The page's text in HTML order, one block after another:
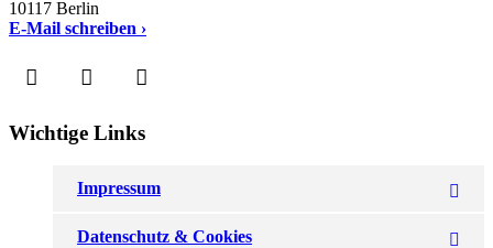
10117 Berlin
E-Mail schreiben ›
Wichtige Links
Impressum
Datenschutz & Cookies